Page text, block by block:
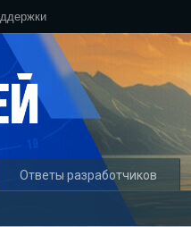
Ответы разработчиков